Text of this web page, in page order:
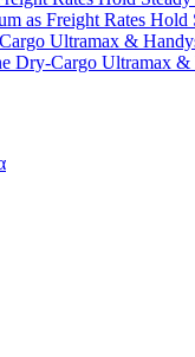
as Freight Rates
Dry‑Cargo Ultramax